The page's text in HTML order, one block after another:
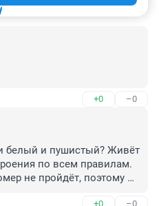
+0 –0
белый и пушистый? Живёт
по всем правилам.
не пройдёт, поэтому
+0 –0